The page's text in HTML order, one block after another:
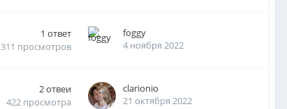
1 ответ
311 просмотров
foggy
4 ноября 2022
2отвеи
422 просмотра
clarionio
21 октября 2022